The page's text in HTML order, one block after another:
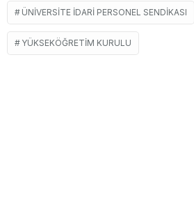
ÜNIVERSITE İDARI PERSONEL SENDIKASI
YÜKSEKÖĞRETIM KURULU